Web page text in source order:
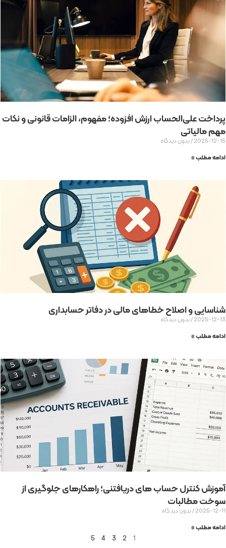
پرداخت علی‌الحساب ارزش افزوده؛ مفهوم، الزامات قانونی و نکات
مهم مالیاتی
2025-12-15 بدون دیدگاه
ادامه مطلب »
شناسایی و اصلاح خطاهای مالی در دفاتر حسابداری
2025-12-13 بدون دیدگاه
ادامه مطلب »
آموزش کنترل حساب های دریافتنی؛ راهکارهای جلوگیری از
سوخت مطالبات
2025-12-11 بدون دیدگاه
ادامه مطلب »
1
2
3
4
5